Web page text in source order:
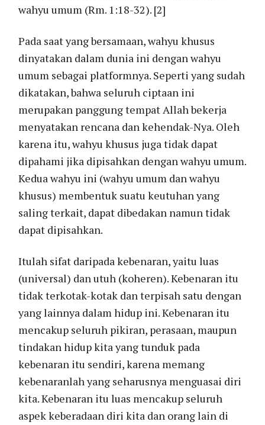
wahyu umum (Rm. 1:18-32). [2]
Pada saat yang bersamaan, wahyu khusus
dinyatakan dalam dunia ini dengan wahyu
umum sebagai platformnya. Seperti yang sudah
dikatakan, bahwa seluruh ciptaan ini
merupakan panggung tempat Allah bekerja
menyatakan rencana dan kehendak-Nya. Oleh
karena itu, wahyu khusus juga tidak dapat
dipahami jika dipisahkan dengan wahyu umum.
Kedua wahyu ini (wahyu umum dan wahyu
khusus) membentuk suatu keutuhan yang
saling terkait, dapat dibedakan namun tidak
dapat dipisahkan.
Itulah sifat daripada kebenaran, yaitu luas
(universal) dan utuh (koheren). Kebenaran itu
tidak terkotak-kotak dan terpisah satu dengan
yang lainnya dalam hidup ini. Kebenaran itu
mencakup seluruh pikiran, perasaan, maupun
tindakan hidup kita yang tunduk pada
kebenaran itu sendiri, karena memang
kebenaranlah yang seharusnya menguasai diri
kita. Kebenaran itu luas mencakup seluruh
aspek keberadaan diri kita dan orang lain di